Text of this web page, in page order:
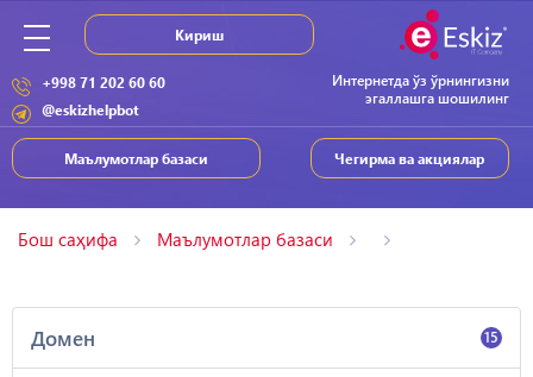
Интернетда ўз ўрнингизни
эгаллашга шошилинг
+998 71 202 60 60
@eskizhelpbot
Чегирма ва акциялар
Маълумотлар базаси
Кириш
Бош саҳифа Маълумотлар базаси
Домен 15